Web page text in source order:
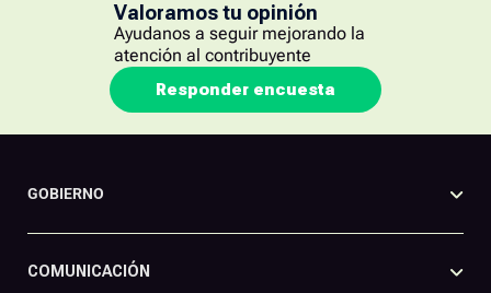
Valoramos tu opinión
Ayudanos a seguir mejorando la
atención al contribuyente
Responder encuesta
GOBIERNO
COMUNICACIÓN